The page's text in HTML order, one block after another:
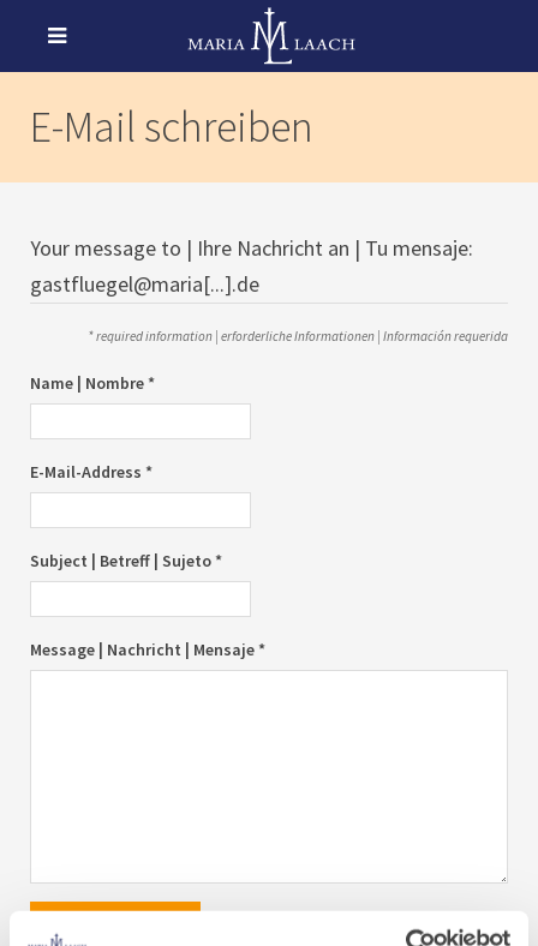
E-Mail schreiben
Your message to | Ihre Nachricht an | Tu mensaje:
gastfluegel@maria[...].de
* required information | erforderliche Informationen | Información requerida
Name | Nombre *
E-Mail-Address *
Subject | Betreff | Sujeto *
Message | Nachricht | Mensaje *